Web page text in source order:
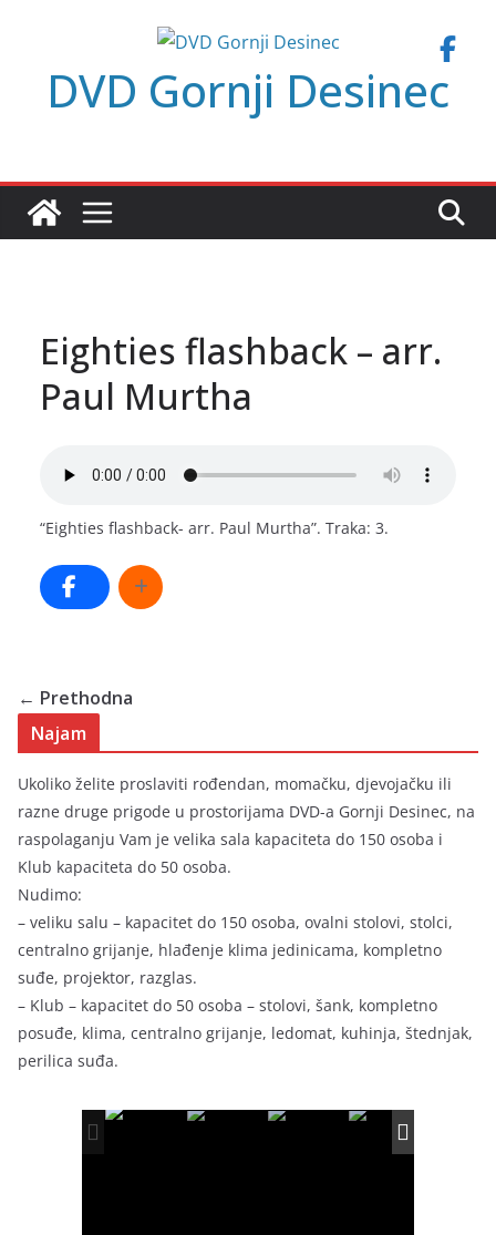
contentDVD Gornji Desinec
Eighties flashback – arr.
Paul Murtha
“Eighties flashback- arr. Paul Murtha”. Traka: 3.
← Prethodna
Najam
Ukoliko želite proslaviti rođendan, momačku, djevojačku ili
razne druge prigode u prostorijama DVD-a Gornji Desinec, na
raspolaganju Vam je velika sala kapaciteta do 150 osoba i
Klub kapaciteta do 50 osoba.
Nudimo:
– veliku salu – kapacitet do 150 osoba, ovalni stolovi, stolci,
centralno grijanje, hlađenje klima jedinicama, kompletno
suđe, projektor, razglas.
– Klub – kapacitet do 50 osoba – stolovi, šank, kompletno
posuđe, klima, centralno grijanje, ledomat, kuhinja, štednjak,
perilica suđa.